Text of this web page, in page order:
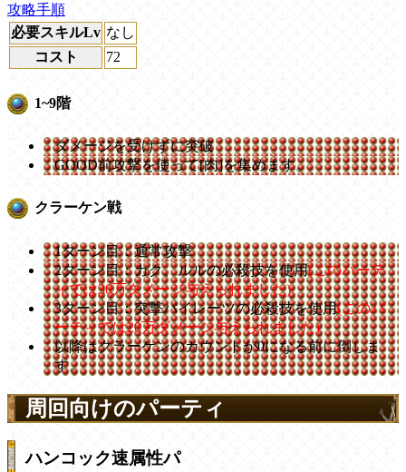
攻略手順
必要スキルLv なし
コスト
72
1~9階
ダメージを受けずに突破
GOOD前攻撃を使って[肉]を集めます。
クラーケン戦
1ターン目：通常攻撃
2ターン目：カク、ルルの必殺技を使用(このパーテ
ィでは30万ダメージ与えられました)
3ターン目：突撃パイレーツの必殺技を使用(このパ
ーティでは20万ダメージ与えられました)
以降はクラーケンのカウントが0になる前に倒しま
す。
周回向けのパーティ
ハンコック速属性パ